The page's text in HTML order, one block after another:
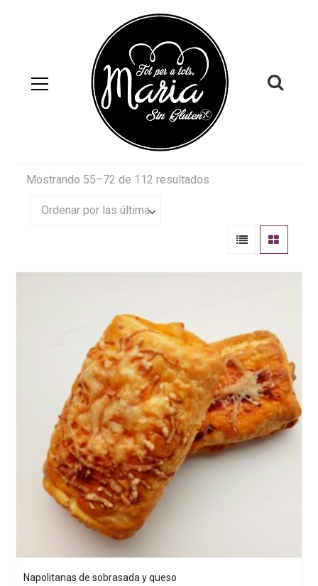
Mostrando 55–72 de 112 resultados
Napolitanas de sobrasada y queso